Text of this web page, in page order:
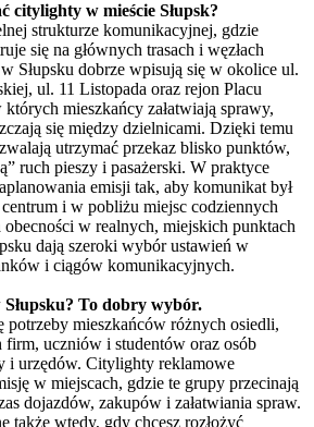
citylighty w mieście Słupsk?
strukturze komunikacyjnej, gdzie
się na głównych trasach i węzłach
Słupsku dobrze wpisują się w okolice ul.
ul. 11 Listopada oraz rejon Placu
mieszkańcy załatwiają sprawy,
się między dzielnicami. Dzięki temu
utrzymać przekaz blisko punktów,
ruch pieszy i pasażerski. W praktyce
emisji tak, aby komunikat był
i w pobliżu miejsc codziennych
w realnych, miejskich punktach
dają szeroki wybór ustawień w
i ciągów komunikacyjnych.
To dobry wybór.
potrzeby mieszkańców różnych osiedli,
uczniów i studentów oraz osób
i urzędów. Citylighty reklamowe
w miejscach, gdzie te grupy przecinają
dojazdów, zakupów i załatwiania spraw.
także wtedy, gdy chcesz rozłożyć